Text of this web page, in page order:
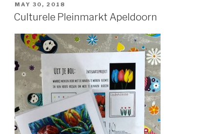
POSTED
ON
MAY 30, 2018
Culturele Pleinmarkt Apeldoorn